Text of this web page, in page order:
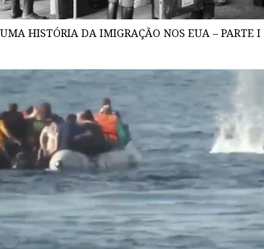
UMA HISTÓRIA DA IMIGRAÇÃO NOS EUA – PARTE I